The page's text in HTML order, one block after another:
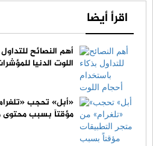
اقرأ أيضا
أهم النصائح
اللوت الدنيا
«أبل» تحجب
مؤقتاً بسبب محتوى